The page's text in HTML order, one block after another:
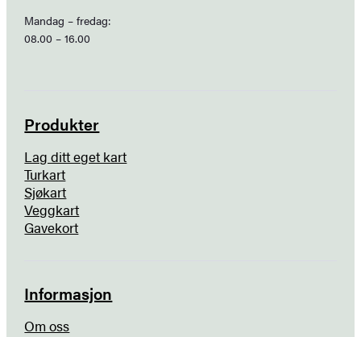
Mandag – fredag:
08.00 – 16.00
Produkter
Lag ditt eget kart
Turkart
Sjøkart
Veggkart
Gavekort
Informasjon
Om oss